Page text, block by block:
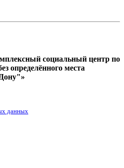
социальный центр по
определённого места
данных